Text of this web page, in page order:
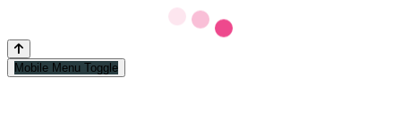
Mobile Menu Toggle